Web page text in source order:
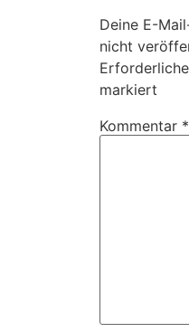
Deine E-
nicht
markiert
Kommentar *